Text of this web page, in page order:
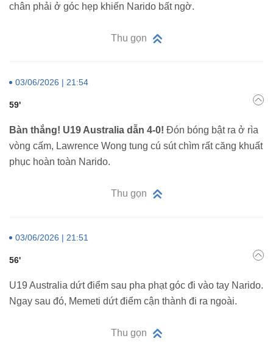
chân phải ở góc hẹp khiến Narido bất ngờ.
Thu gọn
03/06/2026 | 21:54
59'
Bàn thắng! U19 Australia dẫn 4-0! Đón bóng bật ra ở rìa
vòng cấm, Lawrence Wong tung cú sút chìm rất căng khuất
phục hoàn toàn Narido.
Thu gọn
03/06/2026 | 21:51
56'
U19 Australia dứt điểm sau pha phạt góc đi vào tay Narido.
Ngay sau đó, Memeti dứt điểm cận thành đi ra ngoài.
Thu gọn